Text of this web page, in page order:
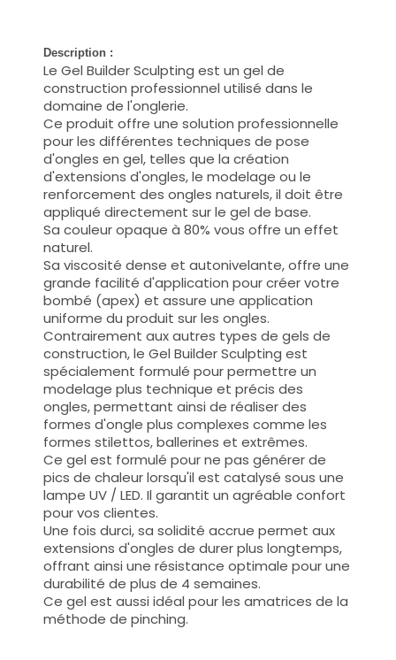
Description :
Le Gel BuilderSculptingest un gel de
construction professionnel utilisé dans le
domaine de l'onglerie.
Ce produit offre une solution professionnelle
pour les différentes techniques de pose
d'ongles en gel, telles que la création
d'extensions d'ongles, le modelage ou le
renforcement des ongles naturels, il doit être
appliqué directement sur le gel de base.
Sa couleur opaque à 80% vous offre un effet
naturel.
Sa viscosité dense et autonivelante, offre une
grande facilité d'application pour créer votre
bombé (apex) et assure une application
uniforme du produit sur les ongles.
Contrairement aux autres types de gels de
construction, le Gel Builder Sculpting est
spécialement formulé pour permettre un
modelage plus technique et précis des
ongles, permettant ainsi de réaliser des
formes d'ongle plus complexes comme les
formes stilettos, ballerines et extrêmes.
Ce gel est formulé pour ne pas générer de
pics de chaleur lorsqu'il est catalysé sous une
lampe UV / LED. Il garantit un agréable confort
pour vos clientes.
Une fois durci, sa solidité accrue permet aux
extensions d'ongles de durer plus longtemps,
offrant ainsi une résistance optimale pour une
durabilité de plus de 4 semaines.
Ce gel est aussi idéal pour les amatrices de la
méthode de pinching.